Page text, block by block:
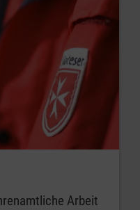
Arbeit